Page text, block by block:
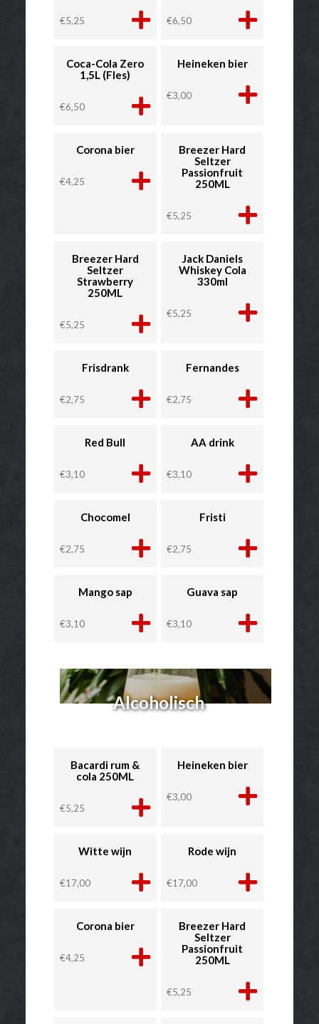
€5,25 €6,50
Coca-Cola Zero
1,5L (Fles)
€6,50
Heineken bier
€3,00
Corona bier
€4,25
Breezer Hard
Seltzer
Passionfruit
250ML
€5,25
Breezer Hard
Seltzer
Strawberry
250ML
€5,25
Jack Daniels
Whiskey Cola
330ml
€5,25
Frisdrank
€2,75
Fernandes
€2,75
Red Bull
€3,10
AA drink
€3,10
Chocomel
€2,75
Fristi
€2,75
Mango sap
€3,10
Guava sap
€3,10
Alcoholisch
Bacardi rum &
cola 250ML
€5,25
Heineken bier
€3,00
Witte wijn
€17,00
Rode wijn
€17,00
Corona bier
€4,25
Breezer Hard
Seltzer
Passionfruit
250ML
€5,25